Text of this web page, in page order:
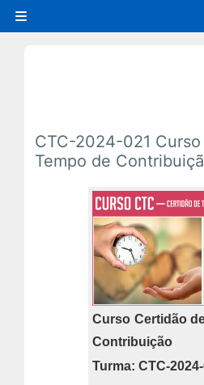
Painel lateral
CTC-2024-021
Tempo de
Curso Certidão
Contribuição
Turma: CTC-